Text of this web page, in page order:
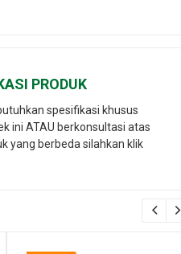
PRODUK
spesifikasi khusus
ini ATAU berkonsultasi atas
yang berbeda silahkan klik